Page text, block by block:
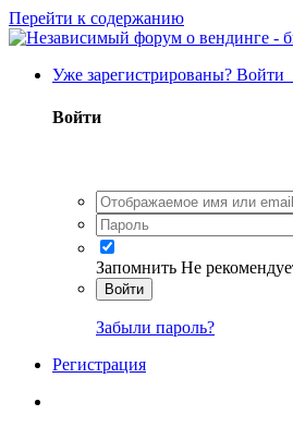
Перейти к содержанию
Уже зарегистрированы? Войти
Войти
Запомнить Не
Войти
Забыли пароль?
Регистрация